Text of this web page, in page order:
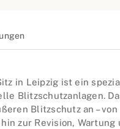
in Leipzig ist ein
Blitzschutzanlagen.
Blitzschutz an –
zur Revision, Wartung